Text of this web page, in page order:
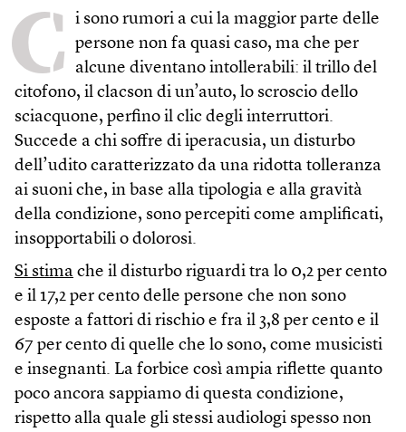
C
i sono rumori a cui la maggior parte delle
persone non fa quasi caso, ma che per
alcune diventano intollerabili: il trillo del
citofono, il clacson di un’auto, lo scroscio dello
sciacquone, perfino il clic degli interruttori.
Succede a chi soffre di iperacusia, un disturbo
dell’udito caratterizzato da una ridotta tolleranza
ai suoni che, in base alla tipologia e alla gravità
della condizione, sono percepiti come amplificati,
insopportabili o dolorosi.
Si stima che il disturbo riguardi tra lo 0,2 per cento
e il 17,2 per cento delle persone che non sono
esposte a fattori di rischio e fra il 3,8 per cento e il
67 per cento di quelle che lo sono, come musicisti
e insegnanti. La forbice così ampia riflette quanto
poco ancora sappiamo di questa condizione,
rispetto alla quale gli stessi audiologi spesso non